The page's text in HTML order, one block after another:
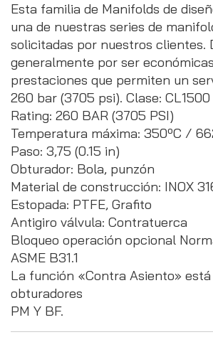
Esta familia de Manifolds de
una de nuestras series de
solicitadas por nuestros clientes.
generalmente por ser
prestaciones que permiten un
260 bar (3705 psi). Clase: CL1500
Rating: 260 BAR (3705 PSI)
Temperatura máxima: 350ºC /
Paso: 3,75 (0.15 in)
Obturador: Bola, punzón
Material de construcción: INOX
Estopada: PTFE, Grafito
Antigiro válvula: Contratuerca
Bloqueo operación opcional
ASME B31.1
La función «Contra Asiento» está
obturadores
PM Y BF.